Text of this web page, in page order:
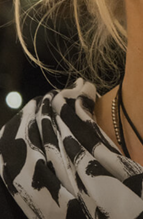
jest wirtualną
wymianie informacji i
kluczem do
i
uczenia ludzi
Nasza
jest
Tej idei
"Życie